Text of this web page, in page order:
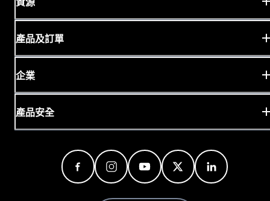
資源
產品及訂單
企業
產品安全